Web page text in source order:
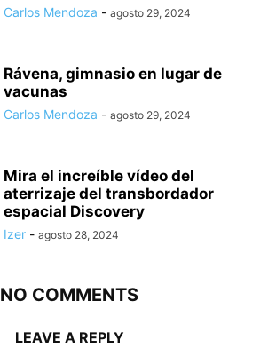
Carlos Mendoza - agosto 29, 2024
Rávena, gimnasio en lugar de
vacunas
Carlos Mendoza - agosto 29, 2024
Mira el increíble vídeo del
aterrizaje del transbordador
espacial Discovery
Izer - agosto 28, 2024
NO COMMENTS
LEAVE A REPLY